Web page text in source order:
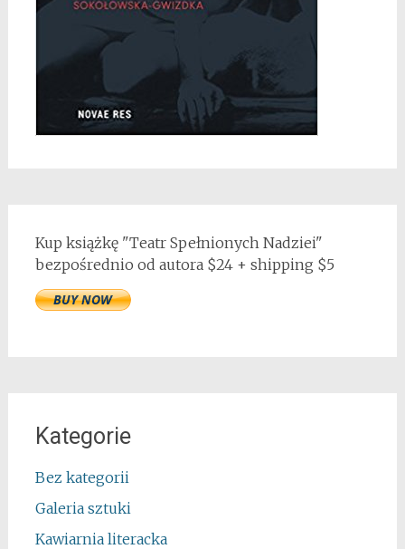
Kup książkę "Teatr Spełnionych Nadziei"
bezpośrednio od autora $24 + shipping $5
Kategorie
Bez kategorii
Galeria sztuki
Kawiarnia literacka